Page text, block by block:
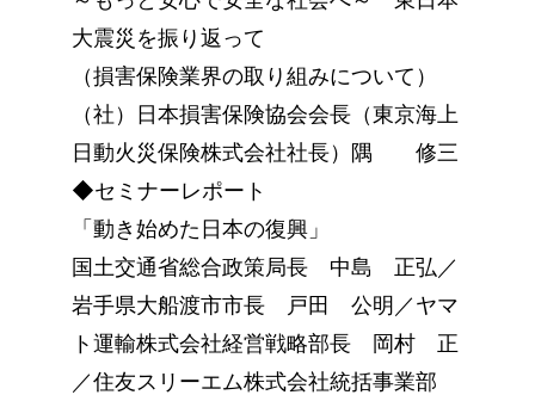
大震災を振り返って
（損害保険業界の取り組みについて）
（社）日本損害保険協会会長（東京海上
日動火災保険株式会社社長）隅 修三
◆セミナーレポート
「動き始めた日本の復興」
国土交通省総合政策局長 中島 正弘／
岩手県大船渡市市長 戸田 公明／ヤマ
ト運輸株式会社経営戦略部長 岡村 正
／住友スリーエム株式会社統括事業部